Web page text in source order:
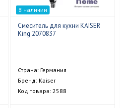
В наличии
Смеситель для кухни KAISER
King 2070837
Страна: Германия
Бренд: Kaiser
Код товара: 2588